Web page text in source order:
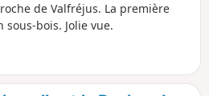
de Valfréjus. La première
bois. Jolie vue.